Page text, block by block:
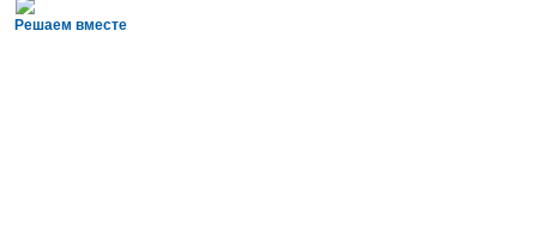
Решаем вместе